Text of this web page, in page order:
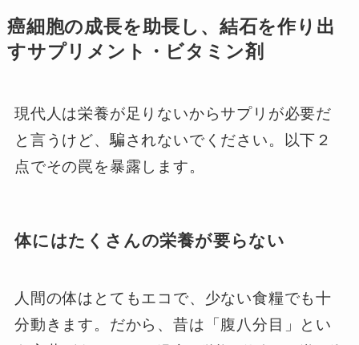
癌細胞の成長を助長し、結石を作り出
すサプリメント・ビタミン剤
現代人は栄養が足りないからサプリが必要だ
と言うけど、騙されないでください。以下２
点でその罠を暴露します。
体にはたくさんの栄養が要らない
人間の体はとてもエコで、少ない食糧でも十
分動きます。だから、昔は「腹八分目」とい